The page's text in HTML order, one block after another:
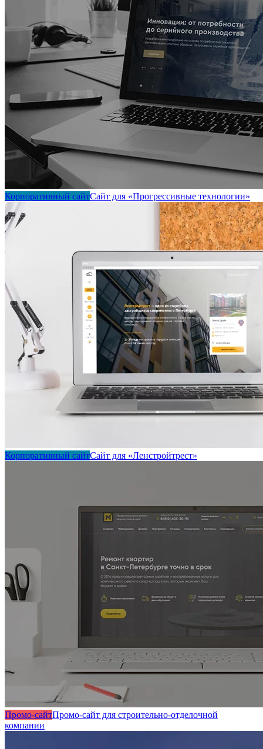
Корпоративный сайтСайт для «Прогрессивные технологии»
Корпоративный сайтСайт для «Ленстройтрест»
Промо-сайтПромо-сайт для строительно-отделочной
компании